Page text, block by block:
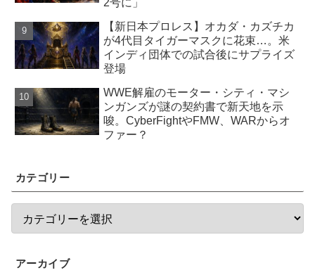
【新日本プロレス】オカダ・カズチカ
が4代目タイガーマスクに花束…。米
インディ団体での試合後にサプライズ
登場
WWE解雇のモーター・シティ・マシ
ンガンズが謎の契約書で新天地を示
唆。CyberFightやFMW、WARからオ
ファー？
カテゴリー
アーカイブ